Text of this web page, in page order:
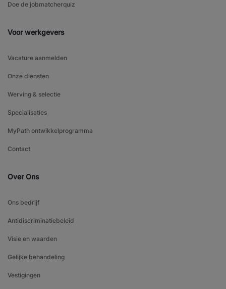
Doe de jobmatcherquiz
Voor werkgevers
Vacature aanmelden
Onze diensten
Werving & selectie
Specialisaties
MyPath ontwikkelprogramma
Contact
Over Ons
Ons bedrijf
Antidiscriminatiebeleid
Visie en waarden
Gelijke behandeling
Vestigingen